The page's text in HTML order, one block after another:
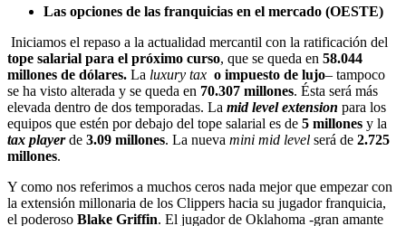
Las opciones de las franquicias en el mercado (OESTE)
Iniciamos el repaso a la actualidad mercantil con la ratificación del
tope salarial para el próximo curso, que se queda en 58.044
millones de dólares. La luxury tax o impuesto de lujo– tampoco
se ha visto alterada y se queda en 70.307 millones. Ésta será más
elevada dentro de dos temporadas. La mid level extension para los
equipos que estén por debajo del tope salarial es de 5 millones y la
tax player de 3.09 millones. La nueva mini mid level será de 2.725
millones.
Y como nos referimos a muchos ceros nada mejor que empezar con
la extensión millonaria de los Clippers hacia su jugador franquicia,
el poderoso Blake Griffin. El jugador de Oklahoma -gran amante